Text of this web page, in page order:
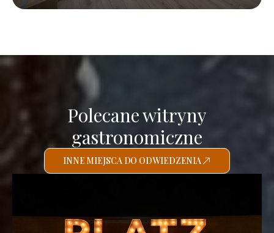
Polecane witryny
gastronomiczne
INNE MIEJSCA DO ODWIEDZENIA